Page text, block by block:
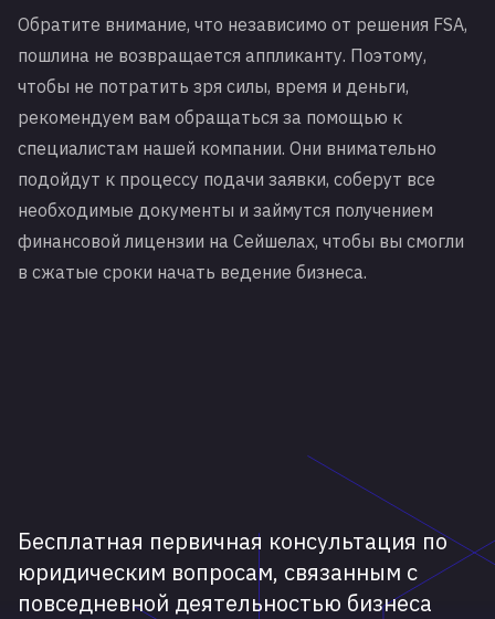
Обратите внимание, что независимо от решения FSA,
пошлина не возвращается аппликанту. Поэтому,
чтобы не потратить зря силы, время и деньги,
рекомендуем вам обращаться за помощью к
специалистам нашей компании. Они внимательно
подойдут к процессу подачи заявки, соберут все
необходимые документы и займутся получением
финансовой лицензии на Сейшелах, чтобы вы смогли
в сжатые сроки начать ведение бизнеса.
Бесплатная первичная консультация по
юридическим вопросам, связанным с
повседневной деятельностью бизнеса